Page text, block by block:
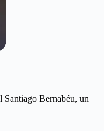
Santiago Bernabéu, un